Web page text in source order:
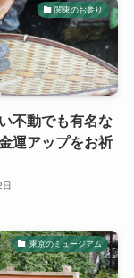
関東のお参り
不動でも有名な
運アップをお祈
東京のミュージアム